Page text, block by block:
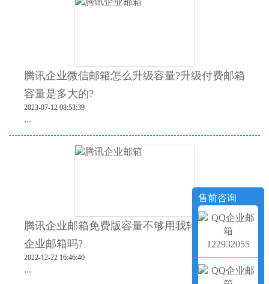
腾讯企业微信邮箱怎么升级容量?升级付费邮箱
容量是多大的?
2023-07-12 08:53:39
...
腾讯企业邮箱免费版容量不够用我转移到阿里
企业邮箱吗?
2022-12-22 16:46:40
...
售前咨询
122932055